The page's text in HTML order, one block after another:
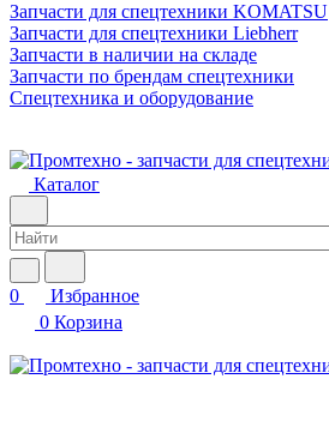
Запчасти для спецтехники KOMATSU
Запчасти для спецтехники Liebherr
Запчасти в наличии на складе
Запчасти по брендам спецтехники
Спецтехника и оборудование
Каталог
0
Избранное
0 Корзина